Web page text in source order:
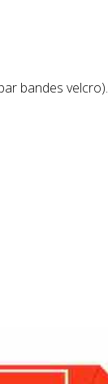
bandes velcro).